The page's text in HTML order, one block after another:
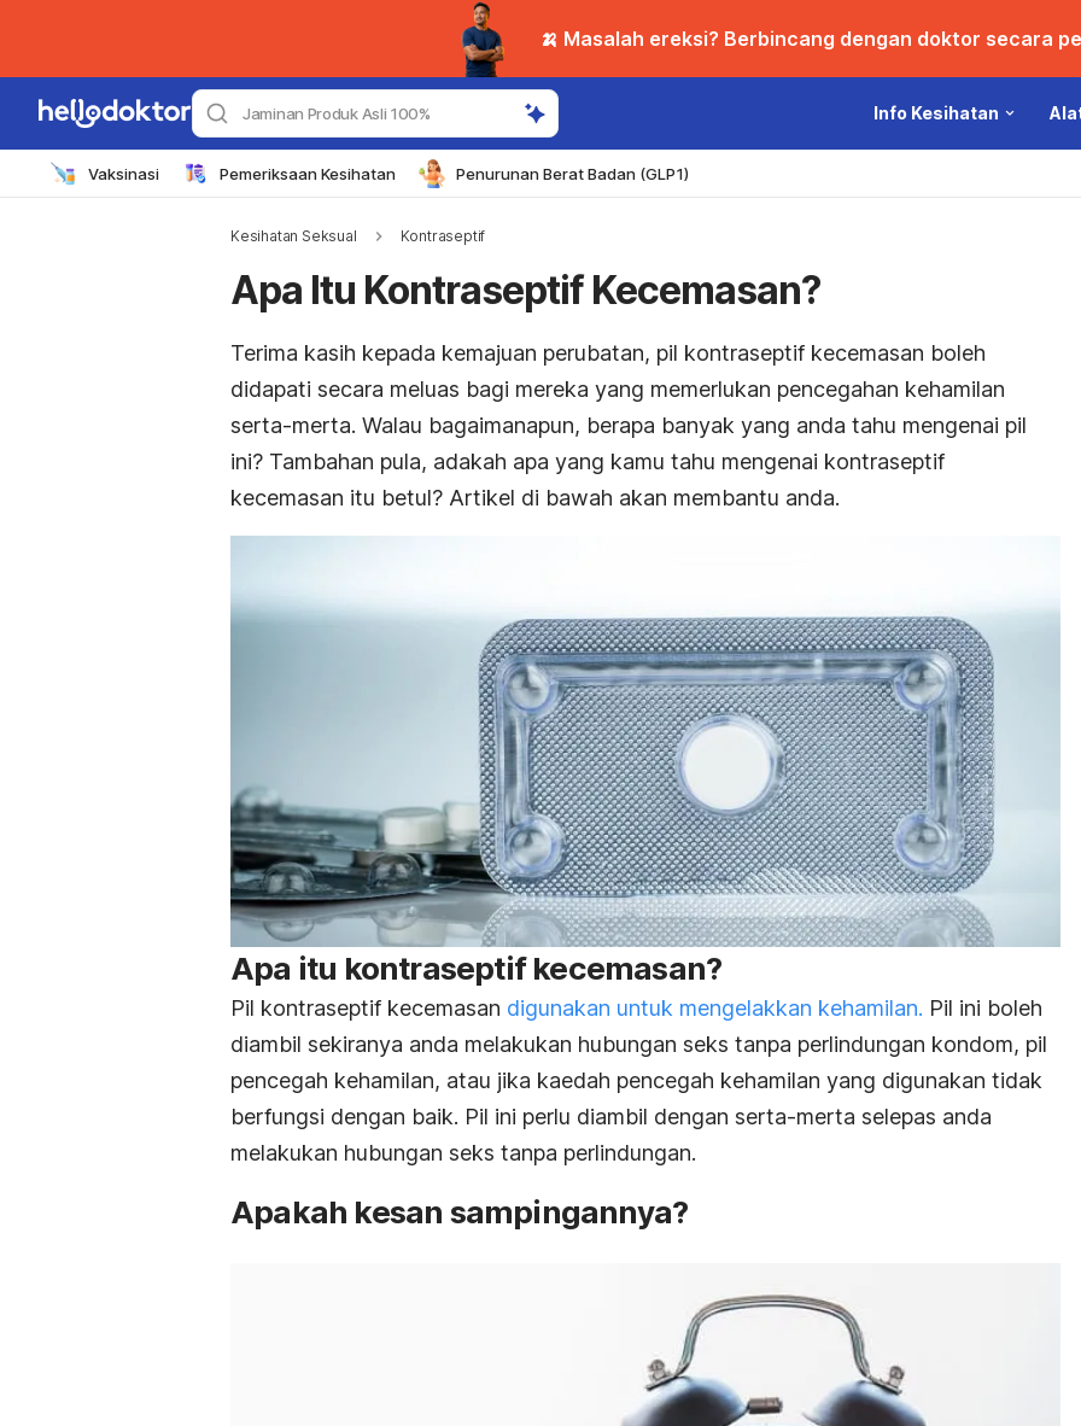
🍌 Masalah ereksi? Berbincang dengan doktor secara
Jaminan Produk Asli 100% Info Kesihatan
Vaksinasi Pemeriksaan Kesihatan Penurunan Berat Badan (GLP1)
Kesihatan Seksual Kontraseptif
Apa Itu Kontraseptif Kecemasan?
Terima kasih kepada kemajuan perubatan, pil kontraseptif kecemasan boleh
didapati secara meluas bagi mereka yang memerlukan pencegahan kehamilan
serta-merta. Walau bagaimanapun, berapa banyak yang anda tahu mengenai pil
ini? Tambahan pula, adakah apa yang kamu tahu mengenai kontraseptif
kecemasan itu betul? Artikel di bawah akan membantu anda.
Apa itu kontraseptif kecemasan?
Pil kontraseptif kecemasan digunakan untuk mengelakkan kehamilan. Pil ini boleh
diambil sekiranya anda melakukan hubungan seks tanpa perlindungan kondom, pil
pencegah kehamilan, atau jika kaedah pencegah kehamilan yang digunakan tidak
berfungsi dengan baik. Pil ini perlu diambil dengan serta-merta selepas anda
melakukan hubungan seks tanpa perlindungan.
Apakah kesan sampingannya?